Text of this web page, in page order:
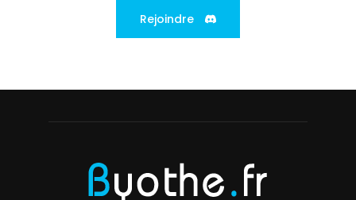
Rejoindre